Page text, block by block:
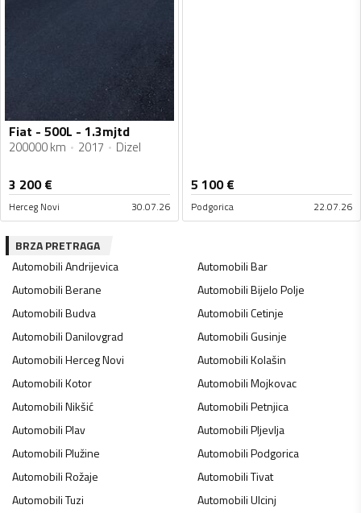
Fiat - 500L - 1.3mjtd
200000 km 2017 Dizel
3 200€
Herceg Novi 30.07.26
5 100€
Podgorica 22.07.26
BRZA PRETRAGA
AutomobiliAndrijevica AutomobiliBar
AutomobiliBerane AutomobiliBijelo Polje
AutomobiliBudva AutomobiliCetinje
AutomobiliDanilovgrad AutomobiliGusinje
AutomobiliHerceg Novi AutomobiliKolašin
AutomobiliKotor AutomobiliMojkovac
AutomobiliNikšić AutomobiliPetnjica
AutomobiliPlav AutomobiliPljevlja
AutomobiliPlužine AutomobiliPodgorica
AutomobiliRožaje AutomobiliTivat
AutomobiliTuzi AutomobiliUlcinj